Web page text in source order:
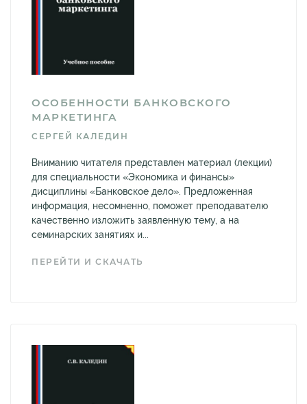
ОСОБЕННОСТИ БАНКОВСКОГО
МАРКЕТИНГА
СЕРГЕЙ КАЛЕДИН
Вниманию читателя представлен материал (лекции)
для специальности «Экономика и финансы»
дисциплины «Банковское дело». Предложенная
информация, несомненно, поможет преподавателю
качественно изложить заявленную тему, а на
семинарских занятиях и...
ПЕРЕЙТИ И СКАЧАТЬ